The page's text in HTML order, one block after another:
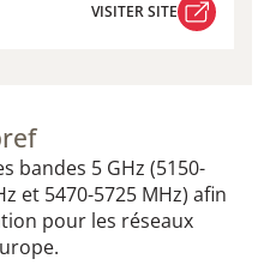
VISITER SITE
bandes 5 GHz (5150-
et 5470-5725 MHz) afin
pour les réseaux